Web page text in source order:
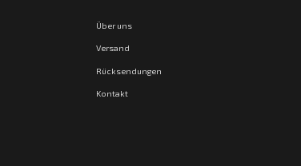
Über uns
Versand
Rücksendungen
Kontakt